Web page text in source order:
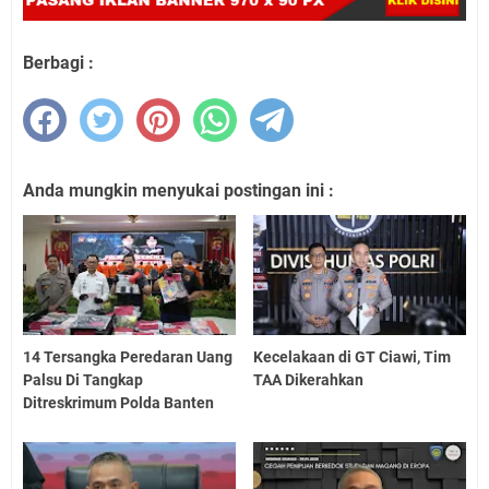
Berbagi :
Anda mungkin menyukai postingan ini :
14 Tersangka Peredaran Uang
Palsu Di Tangkap
Ditreskrimum Polda Banten
Kecelakaan di GT Ciawi, Tim
TAA Dikerahkan